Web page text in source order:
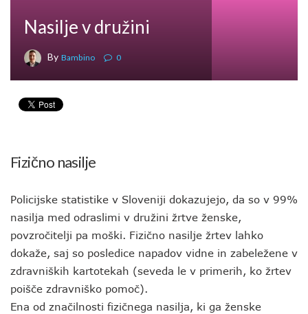
Nasilje v družini
By Bambino 0
Fizično nasilje
Policijske statistike v Sloveniji dokazujejo, da so v 99%
nasilja med odraslimi v družini žrtve ženske,
povzročitelji pa moški. Fizično nasilje žrtev lahko
dokaže, saj so posledice napadov vidne in zabeležene v
zdravniških kartotekah (seveda le v primerih, ko žrtev
poišče zdravniško pomoč).
Ena od značilnosti fizičnega nasilja, ki ga ženske